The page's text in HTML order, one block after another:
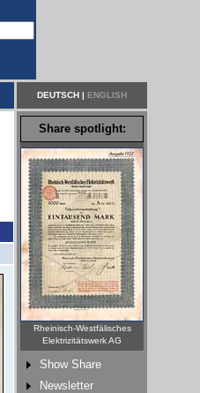
DEUTSCH | ENGLISH
Share spotlight:
Rheinisch-Westfälisches
Elektrizitätswerk AG
Show Share
Newsletter